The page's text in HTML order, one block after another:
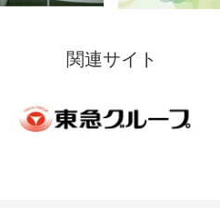
関連サイト